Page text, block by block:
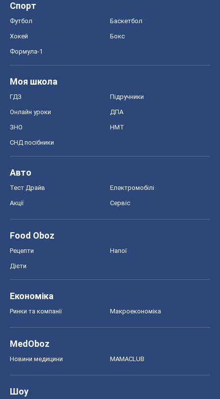
Спорт
Футбол Баскетбол
Хокей Бокс
Формула-1
Моя школа
ГДЗ Підручники
Онлайн уроки ДПА
ЗНО НМТ
СНД посібники
Авто
Тест Драйв Електромобілі
Акції Сервіс
Food Oboz
Рецепти Напої
Дієти
Економіка
Ринки та компанії Макроекономіка
MedOboz
Новини медицини MAMACLUB
Шоу